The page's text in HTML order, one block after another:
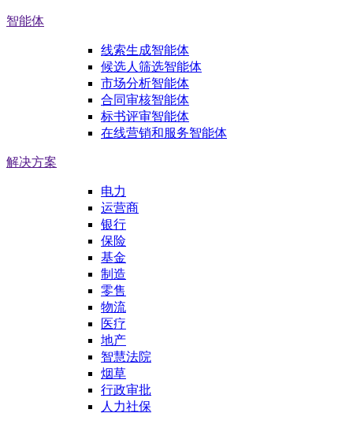
智能体
线索生成智能体
候选人筛选智能体
市场分析智能体
合同审核智能体
标书评审智能体
在线营销和服务智能体
解决方案
电力
运营商
银行
保险
基金
制造
零售
物流
医疗
地产
智慧法院
烟草
行政审批
人力社保